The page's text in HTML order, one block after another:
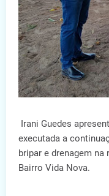
Irani Guedes
executada a
bripar e drenagem
Bairro Vida Nova.